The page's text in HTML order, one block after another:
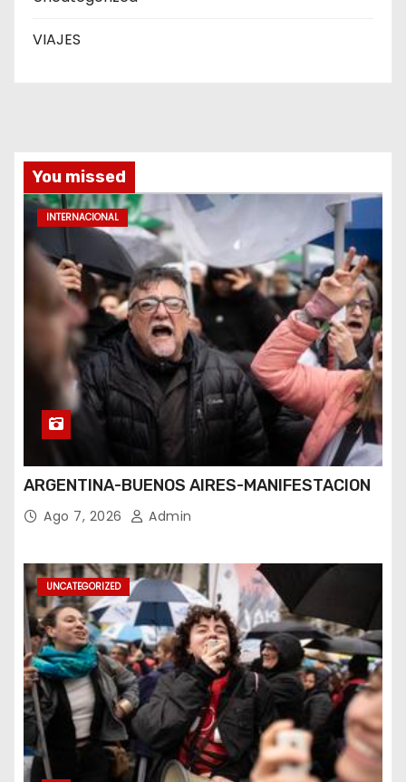
VIAJES
You missed
INTERNACIONAL
ARGENTINA-BUENOS AIRES-MANIFESTACION
Ago 7, 2026 Admin
UNCATEGORIZED